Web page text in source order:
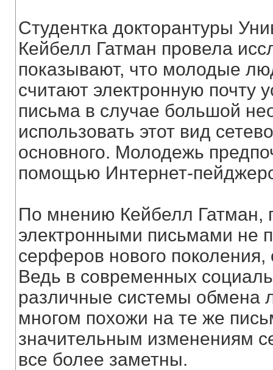
Студентка докторантуры
Кейбелл Гатман провела
показывают, что молодые
считают электронную почту
письма в случае большой
использовать этот вид
основного. Молодежь
помощью Интернет-
По мнению Кейбелл Гатман,
электронными письмами не
серферов нового
Ведь в современных
различные системы обмена
многом похожи на те же
значительным изменениям
все более заметны.